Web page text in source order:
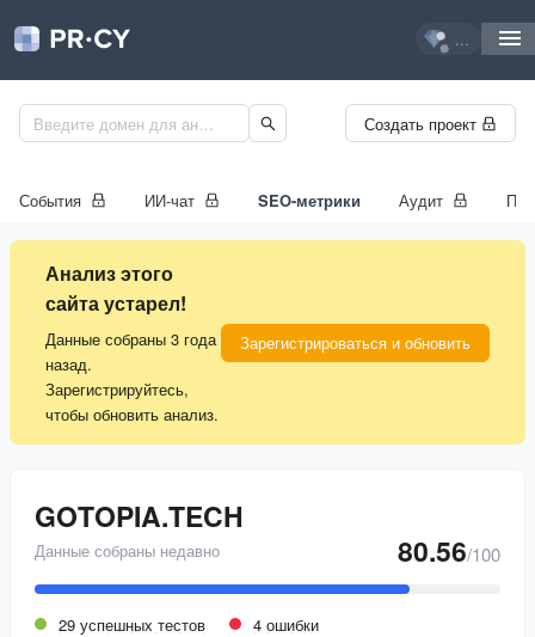
...
Создать проект
События ИИ-чат SEO-метрики Аудит
Анализ этого
сайта устарел!
Данные собраны 3 года
назад.
Зарегистрируйтесь,
чтобы обновить анализ.
Зарегистрироваться и обновить
GOTOPIA.TECH
Данные собраны недавно 80.56/100
29 успешных тестов
4 ошибки